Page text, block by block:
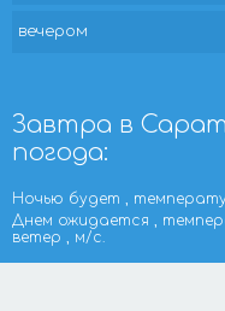
вечером
Завтра в
погода:
Ночью будет ,
Днем ожидается ,
ветер , м/с.